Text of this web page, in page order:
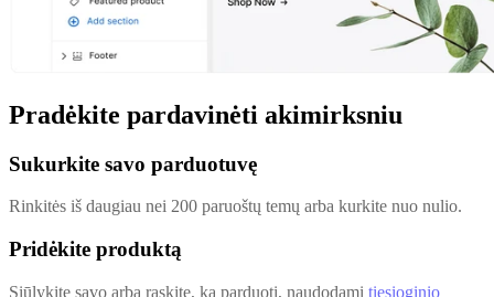
Pradėkite pardavinėti akimirksniu
Sukurkite savo parduotuvę
Rinkitės iš daugiau nei 200 paruoštų temų arba kurkite nuo nulio.
Pridėkite produktą
Siūlykite savo arba raskite, ką parduoti, naudodami tiesioginio